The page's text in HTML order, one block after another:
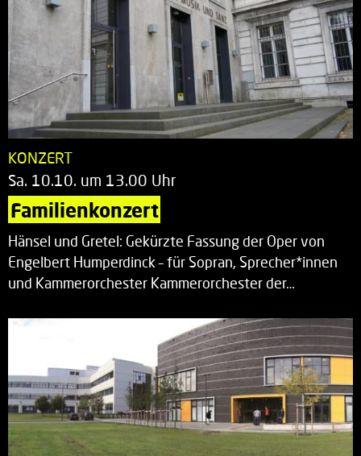
KONZERT
Sa. 10.10. um 13.00 Uhr
Familienkonzert
Hänsel und Gretel: Gekürzte Fassung der Oper von
Engelbert Humperdinck – für Sopran, Sprecher*innen
und Kammerorchester Kammerorchester der…